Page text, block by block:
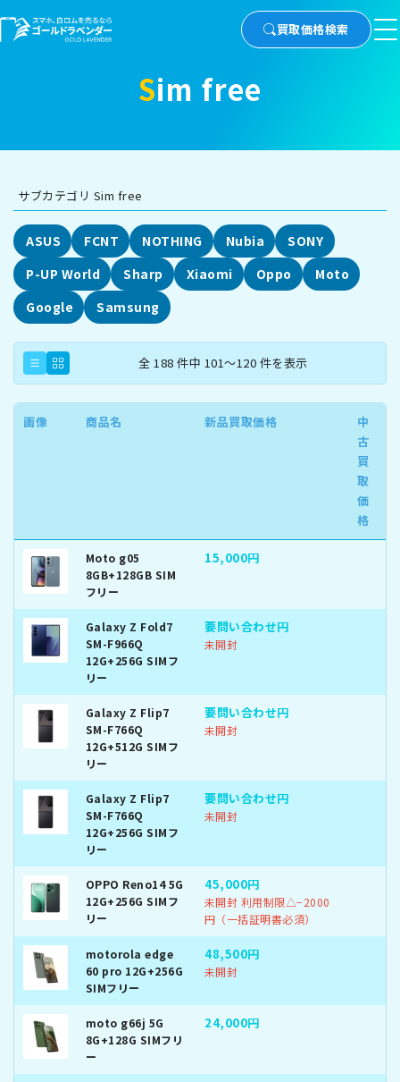
買取価格検索
Sim free
サブカテゴリ Sim free
ASUS FCNT NOTHING Nubia
SONY
P-UP World
Sharp Xiaomi Oppo
Moto
Google
Samsung
全 188 件中 101～120 件を表示
画像 商品名 新品買取価格
中
古
買
取
価
格
Moto g05
8GB+128GB SIM
フリー
15,000円
Galaxy Z Fold7
SM-F966Q
12G+256G SIMフ
リー
要問い合わせ円
未開封
Galaxy Z Flip7
SM-F766Q
12G+512G SIMフ
リー
要問い合わせ円
未開封
Galaxy Z Flip7
SM-F766Q
12G+256G SIMフ
リー
要問い合わせ円
未開封
OPPO Reno14 5G
12G+256G SIMフ
リー
45,000円
未開封 利用制限△−2000
円（一括証明書必須）
motorola edge
60 pro 12G+256G
SIMフリー
48,500円
未開封
moto g66j 5G
8G+128G SIMフリ
ー
24,000円